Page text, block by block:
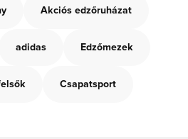
Akciós edzőruházat
adidas Edzőmezek
Csapatsport